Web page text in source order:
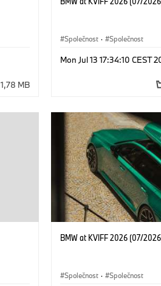
1,78 MB
Společnost · Společnost
Mon Jul 13 17:34:10 CEST
BMW at KVIFF 2026 (07/
Společnost · Společnost